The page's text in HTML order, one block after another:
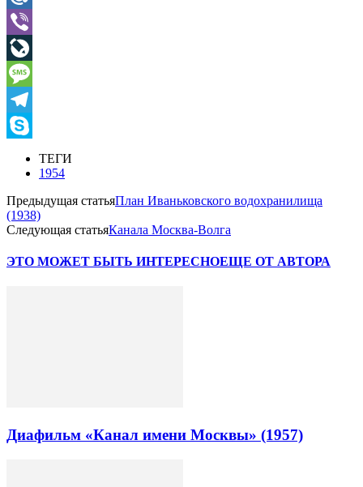
Mail.Ru
Viber
LiveJournal
Message
Telegram
SkypeТЕГИ
1954
Предыдущая статьяПлан Иваньковского водохранилища
(1938)
Следующая статьяКанала Москва-Волга
ЭТО МОЖЕТ БЫТЬ ИНТЕРЕСНОЕЩЕ ОТ АВТОРА
Диафильм «Канал имени Москвы» (1957)